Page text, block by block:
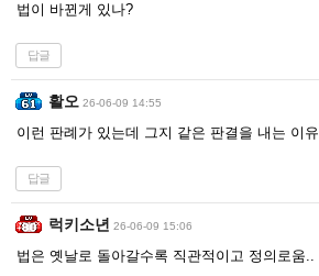
법이 바뀐게 있나?
답글
활오 26-06-09 14:55
이런 판례가 있는데 그지 같은 판결을 내는 이
답글
럭키소년 26-06-09 15:06
법은 옛날로 돌아갈수록 직관적이고 정의로움..